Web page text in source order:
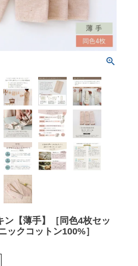
ン【薄手】［同色4枚セッ
ックコットン100%］